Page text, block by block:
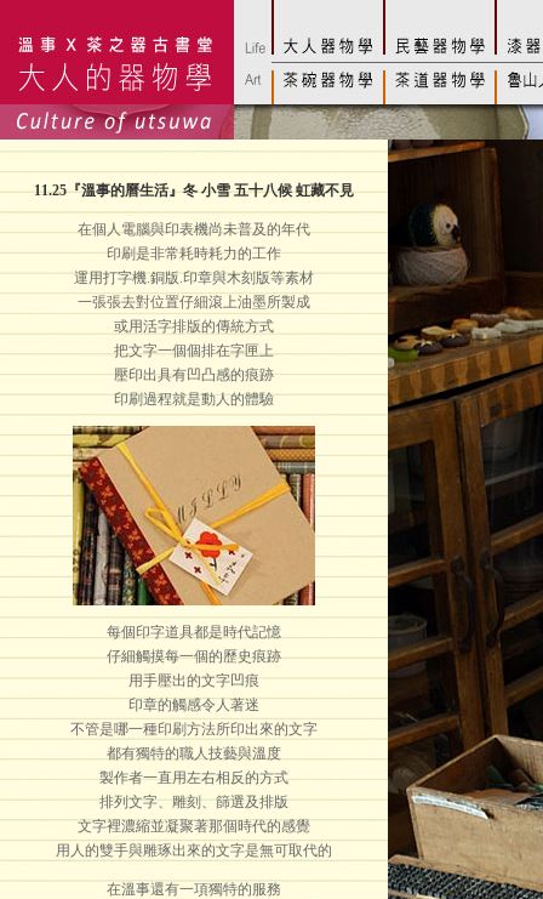
11.25『溫事的曆生活』冬 小雪 五十八候 虹藏不見
在個人電腦與印表機尚未普及的年代
印刷是非常耗時耗力的工作
運用打字機.銅版.印章與木刻版等素材
一張張去對位置仔細滾上油墨所製成
或用活字排版的傳統方式
把文字一個個排在字匣上
壓印出具有凹凸感的痕跡
印刷過程就是動人的體驗
每個印字道具都是時代記憶
仔細觸摸每一個的歷史痕跡
用手壓出的文字凹痕
印章的觸感令人著迷
不管是哪一種印刷方法所印出來的文字
都有獨特的職人技藝與溫度
製作者一直用左右相反的方式
排列文字、雕刻、篩選及排版
文字裡濃縮並凝聚著那個時代的感覺
用人的雙手與雕琢出來的文字是無可取代的
在溫事還有一項獨特的服務